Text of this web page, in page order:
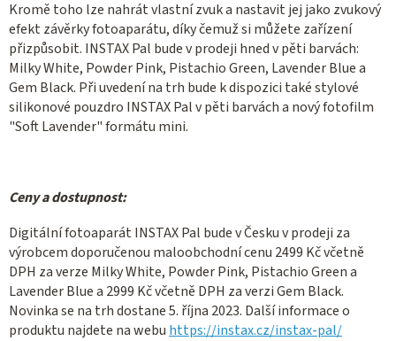
Kromě toho lze nahrát vlastní zvuk a nastavit jej jako zvukový
efekt závěrky fotoaparátu, díky čemuž si můžete zařízení
přizpůsobit. INSTAX Pal bude v prodeji hned v pěti barvách:
Milky White, Powder Pink, Pistachio Green, Lavender Blue a
Gem Black. Při uvedení na trh bude k dispozici také stylové
silikonové pouzdro INSTAX Pal v pěti barvách a nový fotofilm
"Soft Lavender" formátu mini.
Ceny a dostupnost:
Digitální fotoaparát INSTAX Pal bude v Česku v prodeji za
výrobcem doporučenou maloobchodní cenu 2499 Kč včetně
DPH za verze Milky White, Powder Pink, Pistachio Green a
Lavender Blue a 2999 Kč včetně DPH za verzi Gem Black.
Novinka se na trh dostane 5. října 2023. Další informace o
produktu najdete na webu https://instax.cz/instax-pal/